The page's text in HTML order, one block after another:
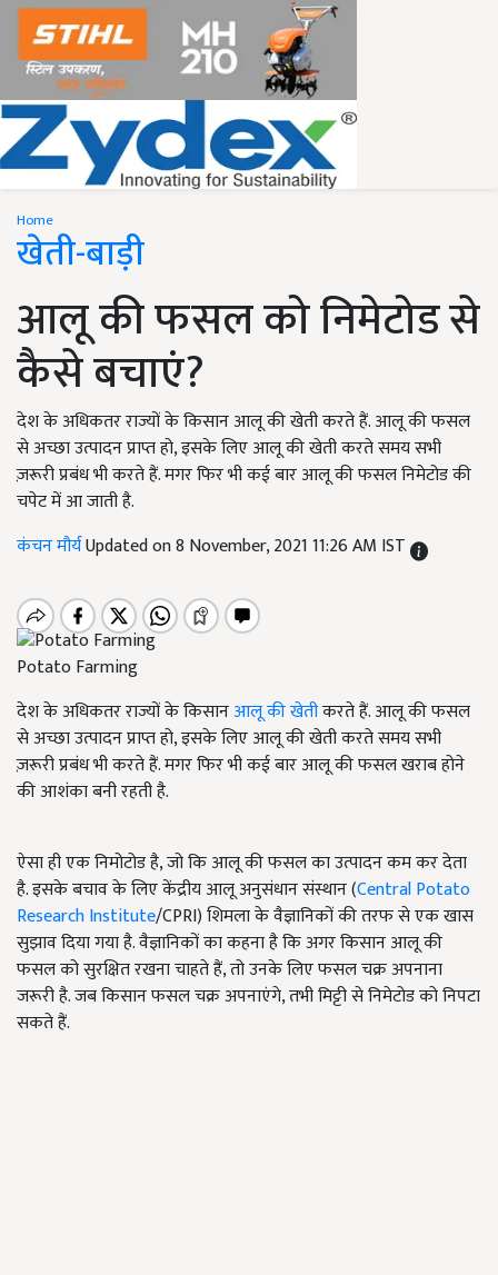
Home
खेती-बाड़ी
आलू की फसल को निमेटोड से
कैसे बचाएं?
देश के अधिकतर राज्यों के किसान आलू की खेती करते हैं. आलू की फसल
से अच्छा उत्पादन प्राप्त हो, इसके लिए आलू की खेती करते समय सभी
ज़रूरी प्रबंध भी करते हैं. मगर फिर भी कई बार आलू की फसल निमेटोड की
चपेट में आ जाती है.
कंचन मौर्यUpdated on 8 November, 2021 11:26 AM IST
Potato Farming
देश के अधिकतर राज्यों के किसानआलू की खेतीकरते हैं. आलू की फसल
से अच्छा उत्पादन प्राप्त हो, इसके लिए आलू की खेती करते समय सभी
ज़रूरी प्रबंध भी करते हैं. मगर फिर भी कई बार आलू की फसल खराब होने
की आशंका बनी रहती है.
ऐसा ही एक निमोटोड है, जो कि आलू की फसल का उत्पादन कम कर देता
है. इसके बचाव के लिए केंद्रीय आलू अनुसंधान संस्थान (Central Potato
Research Institute/CPRI) शिमला के वैज्ञानिकों की तरफ से एक खास
सुझाव दिया गया है. वैज्ञानिकों का कहना है कि अगर किसान आलू की
फसल को सुरक्षित रखना चाहते हैं, तो उनके लिए फसल चक्र अपनाना
जरूरी है. जब किसान फसल चक्र अपनाएंगे, तभी मिट्टी से निमेटोड को निपटा
सकते हैं.